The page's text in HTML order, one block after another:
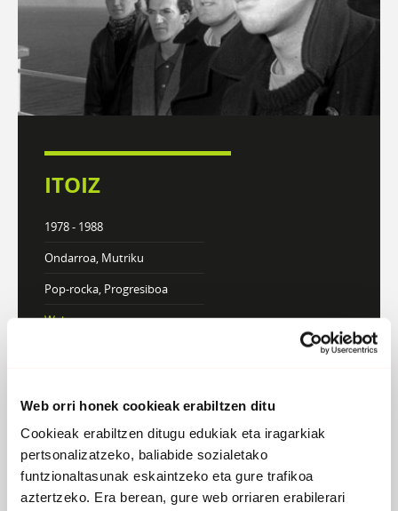
Web orri honek cookieak erabiltzen ditu
Cookieak erabiltzen ditugu edukiak eta iragarkiak
pertsonalizatzeko, baliabide sozialetako
funtzionaltasunak eskaintzeko eta gure trafikoa
aztertzeko. Era berean, gure web orriaren erabilerari
ITOIZ
1978 - 1988
Ondarroa, Mutriku
Pop-rocka, Progresiboa
Webgunea
Atzera